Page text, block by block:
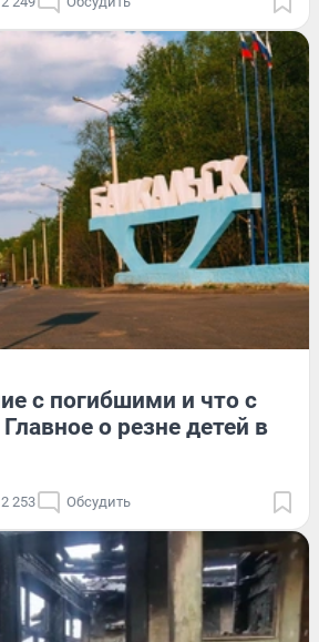
с погибшими и что с
о резне детей в
2 253 Обсудить